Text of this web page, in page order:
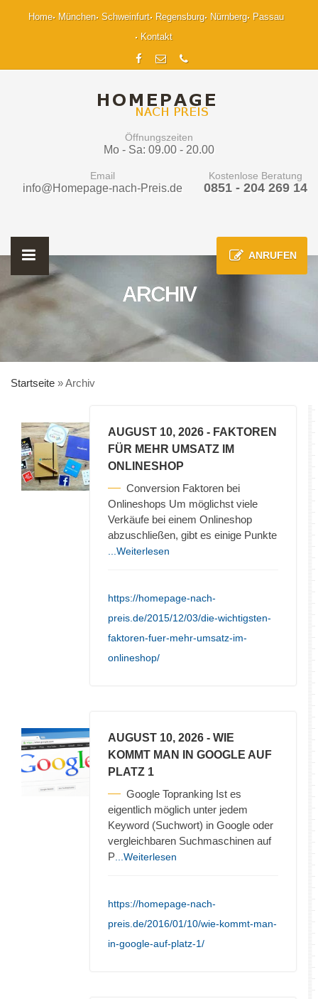
Home München Schweinfurt Regensburg Nürnberg
Passau
Kontakt
Öffnungszeiten
Mo - Sa: 09.00 - 20.00
Email
info@Homepage-nach-Preis.de
Kostenlose Beratung
0851 - 204 269 14
ANRUFEN
ARCHIV
Startseite »Archiv
AUGUST 10, 2026 - FAKTOREN
FÜR MEHR UMSATZ IM
ONLINESHOP
Conversion Faktoren bei
Onlineshops Um möglichst viele
Verkäufe bei einem Onlineshop
abzuschließen, gibt es einige Punkte
...Weiterlesen
https://homepage-nach-
preis.de/2015/12/03/die-wichtigsten-
faktoren-fuer-mehr-umsatz-im-
onlineshop/
AUGUST 10, 2026 - WIE
KOMMT MAN IN GOOGLE AUF
PLATZ 1
Google Topranking Ist es
eigentlich möglich unter jedem
Keyword (Suchwort) in Google oder
vergleichbaren Suchmaschinen auf
P ...Weiterlesen
https://homepage-nach-
preis.de/2016/01/10/wie-kommt-man-
in-google-auf-platz-1/